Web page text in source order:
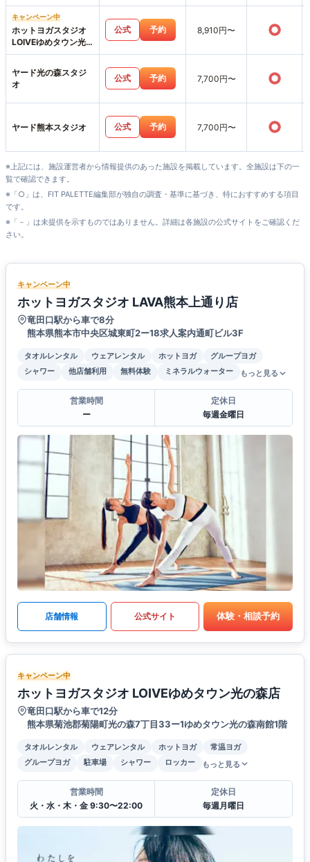
キャンペーン中
ホットヨガスタジオ
LOIVEゆめタウン光
の森店
公式 予約 8,910円〜 ○
ヤード光の森スタジ
オ
公式 予約 7,700円〜 ○
ヤード熊本スタジオ 公式 予約 7,700円〜 ○
※上記には、施設運営者から情報提供のあった施設を掲載しています。全施設は下の一
覧で確認できます。
※「○」は、FIT PALETTE編集部が独自の調査・基準に基づき、特におすすめする項目
です。
※「－」は未提供を示すものではありません。詳細は各施設の公式サイトをご確認くだ
さい。
キャンペーン中
ホットヨガスタジオ LAVA熊本上通り店
竜田口駅から車で8分
熊本県熊本市中央区城東町2ー18求人案内通町ビル3F
タオルレンタル ウェアレンタル ホットヨガ
グループヨガ
シャワー
他店舗利用 無料体験 ミネラルウォーター もっと見る
営業時間
ー
定休日
毎週金曜日
店舗情報 公式サイト 体験・相談予約
キャンペーン中
ホットヨガスタジオ LOIVEゆめタウン光の森店
竜田口駅から車で12分
熊本県菊池郡菊陽町光の森7丁目33ー1ゆめタウン光の森南館1階
タオルレンタル ウェアレンタル ホットヨガ
常温ヨガ
グループヨガ
駐車場 シャワー ロッカー もっと見る
営業時間
火・水・木・金 9:30〜22:00
定休日
毎週月曜日